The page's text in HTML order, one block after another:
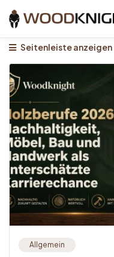
Seitenleiste anzeigen
Allgemein